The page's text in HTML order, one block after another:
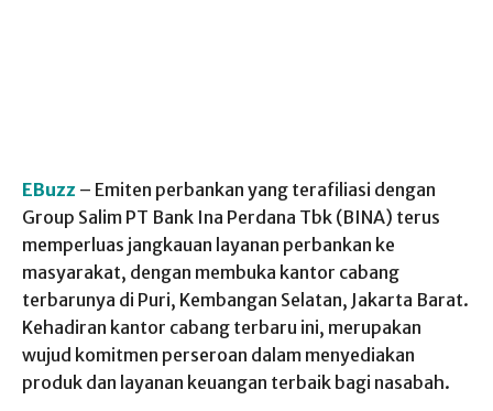
EBuzz – Emiten perbankan yang terafiliasi dengan
Group Salim PT Bank Ina Perdana Tbk (BINA) terus
memperluas jangkauan layanan perbankan ke
masyarakat, dengan membuka kantor cabang
terbarunya di Puri, Kembangan Selatan, Jakarta Barat.
Kehadiran kantor cabang terbaru ini, merupakan
wujud komitmen perseroan dalam menyediakan
produk dan layanan keuangan terbaik bagi nasabah.